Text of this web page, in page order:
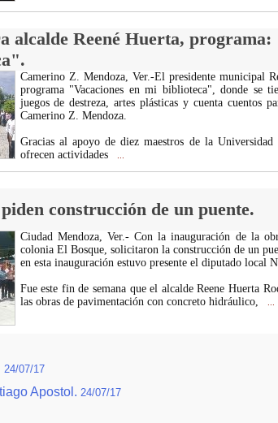
alcalde Reené Huerta, programa:
Camerino Z. Mendoza, Ver.-El presidente municipal
programa "Vacaciones en mi biblioteca", donde se
juegos de destreza, artes plásticas y cuenta cuentos
Camerino Z. Mendoza.
Gracias al apoyo de diez maestros de la Universidad
ofrecen actividades
construcción de un puente.
Ciudad Mendoza, Ver.- Con la inauguración de la
colonia El Bosque, solicitaron la construcción de un
en esta inauguración estuvo presente el diputado local
Fue este fin de semana que el alcalde Reene Huerta
las obras de pavimentación con concreto hidráulico,
24/07/17
Apostol. 24/07/17